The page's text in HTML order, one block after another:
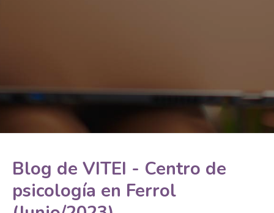
Blog de VITEI - Centro de
psicología en Ferrol